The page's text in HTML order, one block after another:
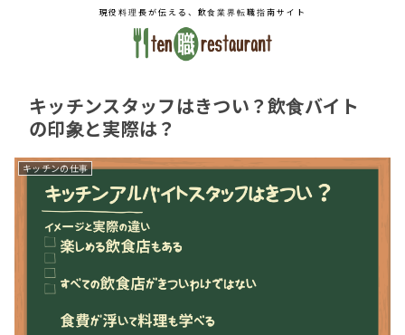
現役料理長が伝える、飲食業界転職指南サイト
キッチンスタッフはきつい？飲食バイト
の印象と実際は？
キッチンの仕事